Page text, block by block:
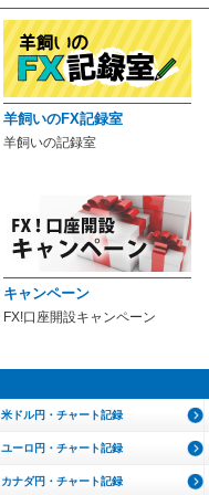
羊飼いのFX記録室
羊飼いの記録室
キャンペーン
FX!口座開設キャンペーン
米ドル円・チャート記録
ユーロ円・チャート記録
カナダ円・チャート記録